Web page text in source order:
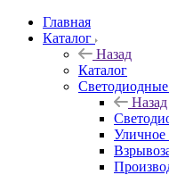
Главная
Каталог
Назад
Каталог
Назад
Уличное